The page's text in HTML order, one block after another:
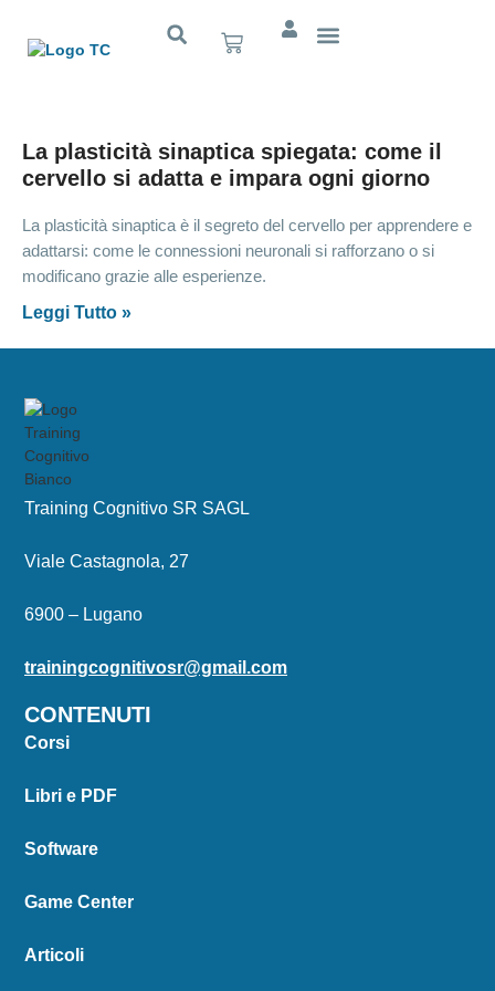
La plasticità sinaptica spiegata: come il
cervello si adatta e impara ogni giorno
La plasticità sinaptica è il segreto del cervello per apprendere e
adattarsi: come le connessioni neuronali si rafforzano o si
modificano grazie alle esperienze.
Leggi Tutto »
Training Cognitivo SR SAGL
Viale Castagnola, 27
6900 – Lugano
trainingcognitivosr@gmail.com
CONTENUTI
Corsi
Libri e PDF
Software
Game Center
Articoli